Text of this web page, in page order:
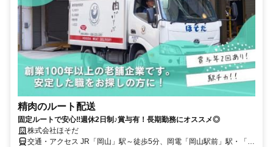
精肉のルート配送
固定ルートで安心‼週休2日制♪賞与有！長期勤務にオススメ◎
株式会社ほそだ
交通・アクセス JR「岡山」駅～徒歩5分、岡電「岡山駅前」駅・「西